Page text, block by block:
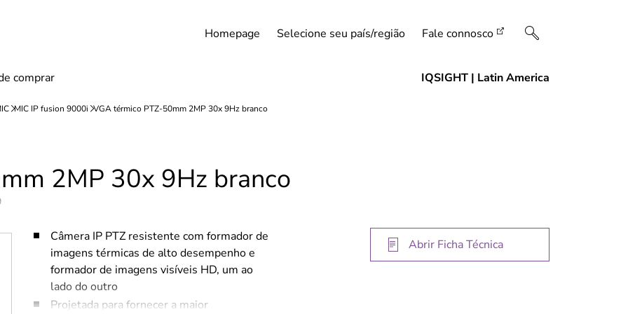
Homepage Selecione seu país/região Fale connosco
2MP 30x 9Hz branco
Câmera IP PTZ resistente com formador de
imagens térmicas de alto desempenho e
formador de imagens visíveis HD, um ao
lado do outro
Projetada para fornecer a maior
Abrir Ficha Técnica